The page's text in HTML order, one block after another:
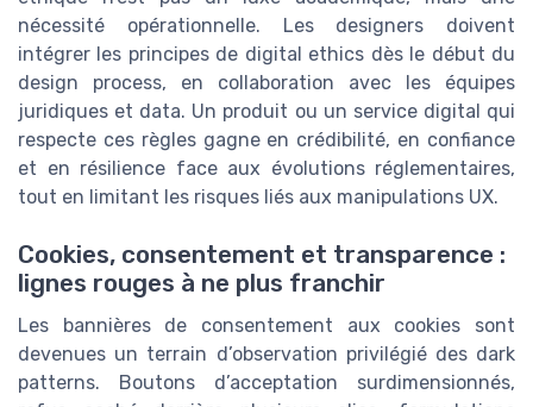
nécessité opérationnelle. Les designers doivent
intégrer les principes de digital ethics dès le début du
design process, en collaboration avec les équipes
juridiques et data. Un produit ou un service digital qui
respecte ces règles gagne en crédibilité, en confiance
et en résilience face aux évolutions réglementaires,
tout en limitant les risques liés aux manipulations UX.
Cookies, consentement et transparence :
lignes rouges à ne plus franchir
Les bannières de consentement aux cookies sont
devenues un terrain d’observation privilégié des dark
patterns. Boutons d’acceptation surdimensionnés,